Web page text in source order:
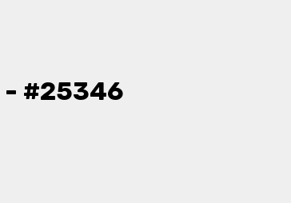
- #25346